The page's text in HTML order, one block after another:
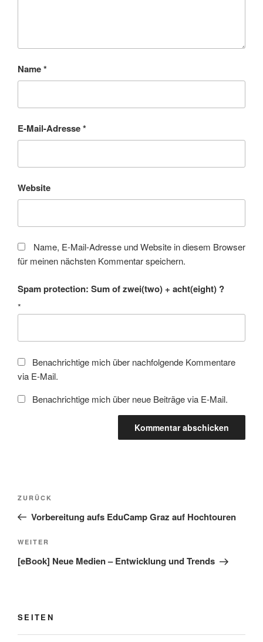
Name*
E-Mail-Adresse*
Website
Name, E-Mail-Adresse und Website in diesem Browser
für meinen nächsten Kommentar speichern.
Spam protection: Sum of zwei(two) + acht(eight) ?
*
Benachrichtige mich über nachfolgende Kommentare
via E-Mail.
Benachrichtige mich über neue Beiträge via E-Mail.
Beitragsnavigation
Vorheriger
Beitrag
ZURÜCK
Vorbereitung aufs EduCamp Graz auf Hochtouren
Nächster
Beitrag
WEITER
[eBook] Neue Medien – Entwicklung und Trends
SEITEN